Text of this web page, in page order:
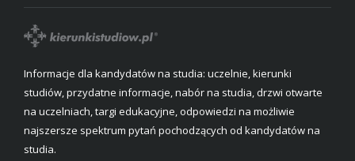
Informacje dla kandydatów na studia: uczelnie, kierunki
studiów, przydatne informacje, nabór na studia, drzwi otwarte
na uczelniach, targi edukacyjne, odpowiedzi na możliwie
najszersze spektrum pytań pochodzących od kandydatów na
studia.